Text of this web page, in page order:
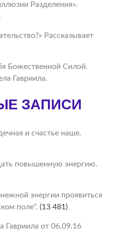
Разделения».
Рассказывает
Божественной Силой.
Гавриила.
ЗАПИСИ
и счастье наше.
повышенную энергию.
энергии проявиться
поле“. (13 481)
Гавриила от 06.09.16